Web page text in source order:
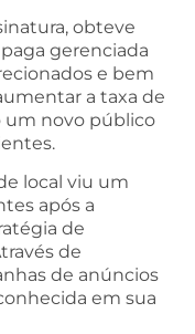
obteve
gerenciada
e bem
a taxa de
um novo público
local viu um
após a
de
de
de anúncios
em sua